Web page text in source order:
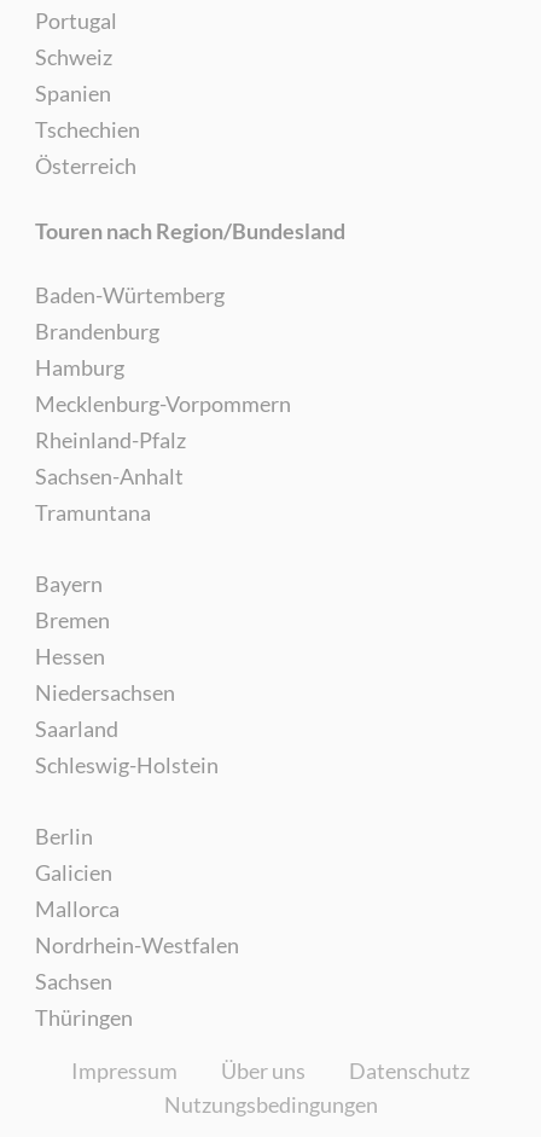
Portugal
Schweiz
Spanien
Tschechien
Österreich
Touren nach Region/Bundesland
Baden-Würtemberg
Brandenburg
Hamburg
Mecklenburg-Vorpommern
Rheinland-Pfalz
Sachsen-Anhalt
Tramuntana
Bayern
Bremen
Hessen
Niedersachsen
Saarland
Schleswig-Holstein
Berlin
Galicien
Mallorca
Nordrhein-Westfalen
Sachsen
Thüringen
Impressum Über uns
Datenschutz
Nutzungsbedingungen